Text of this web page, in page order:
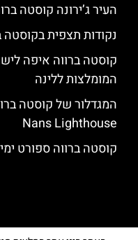
העיר ג’ירונה קוסטה
נקודות תצפית בקוסטה
קוסטה ברווה איפה
המומלצות ללינה
Nans Lighthouse‬‬
קוסטה ברווה ספורט ימי